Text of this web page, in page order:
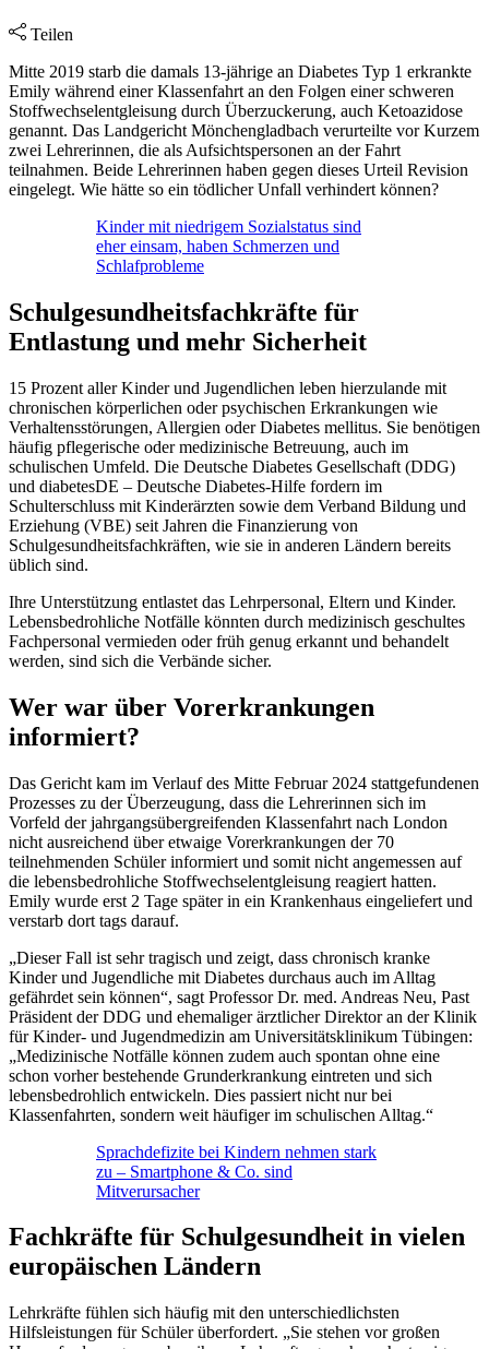
Teilen
Mitte 2019 starb die damals 13-jährige an Diabetes Typ 1 erkrankte
Emily während einer Klassenfahrt an den Folgen einer schweren
Stoffwechselentgleisung durch Überzuckerung, auch Ketoazidose
genannt. Das Landgericht Mönchengladbach verurteilte vor Kurzem
zwei Lehrerinnen, die als Aufsichtspersonen an der Fahrt
teilnahmen. Beide Lehrerinnen haben gegen dieses Urteil Revision
eingelegt. Wie hätte so ein tödlicher Unfall verhindert können?
Kinder mit niedrigem Sozialstatus sind
eher einsam, haben Schmerzen und
Schlafprobleme
Schulgesundheitsfachkräfte für
Entlastung und mehr Sicherheit
15 Prozent aller Kinder und Jugendlichen leben hierzulande mit
chronischen körperlichen oder psychischen Erkrankungen wie
Verhaltensstörungen, Allergien oder Diabetes mellitus. Sie benötigen
häufig pflegerische oder medizinische Betreuung, auch im
schulischen Umfeld. Die Deutsche Diabetes Gesellschaft (DDG)
und diabetesDE – Deutsche Diabetes-Hilfe fordern im
Schulterschluss mit Kinderärzten sowie dem Verband Bildung und
Erziehung (VBE) seit Jahren die Finanzierung von
Schulgesundheitsfachkräften, wie sie in anderen Ländern bereits
üblich sind.
Ihre Unterstützung entlastet das Lehrpersonal, Eltern und Kinder.
Lebensbedrohliche Notfälle könnten durch medizinisch geschultes
Fachpersonal vermieden oder früh genug erkannt und behandelt
werden, sind sich die Verbände sicher.
Wer war über Vorerkrankungen
informiert?
Das Gericht kam im Verlauf des Mitte Februar 2024 stattgefundenen
Prozesses zu der Überzeugung, dass die Lehrerinnen sich im
Vorfeld der jahrgangsübergreifenden Klassenfahrt nach London
nicht ausreichend über etwaige Vorerkrankungen der 70
teilnehmenden Schüler informiert und somit nicht angemessen auf
die lebensbedrohliche Stoffwechselentgleisung reagiert hatten.
Emily wurde erst 2 Tage später in ein Krankenhaus eingeliefert und
verstarb dort tags darauf.
„Dieser Fall ist sehr tragisch und zeigt, dass chronisch kranke
Kinder und Jugendliche mit Diabetes durchaus auch im Alltag
gefährdet sein können“, sagt Professor Dr. med. Andreas Neu, Past
Präsident der DDG und ehemaliger ärztlicher Direktor an der Klinik
für Kinder- und Jugendmedizin am Universitätsklinikum Tübingen:
„Medizinische Notfälle können zudem auch spontan ohne eine
schon vorher bestehende Grunderkrankung eintreten und sich
lebensbedrohlich entwickeln. Dies passiert nicht nur bei
Klassenfahrten, sondern weit häufiger im schulischen Alltag.“
Sprachdefizite bei Kindern nehmen stark
zu – Smartphone & Co. sind
Mitverursacher
Fachkräfte für Schulgesundheit in vielen
europäischen Ländern
Lehrkräfte fühlen sich häufig mit den unterschiedlichsten
Hilfsleistungen für Schüler überfordert. „Sie stehen vor großen